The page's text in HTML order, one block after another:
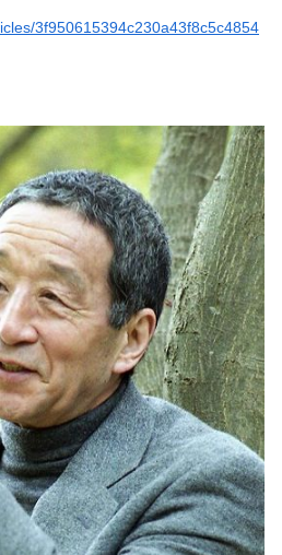
3f950615394c230a43f8c5c4854